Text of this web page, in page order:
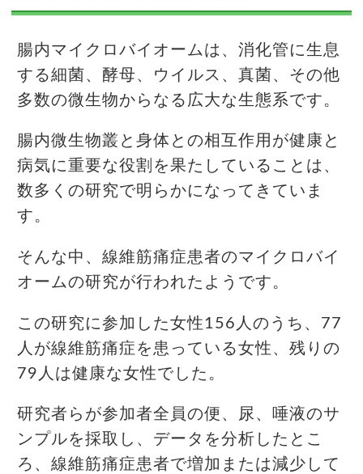
腸内マイクロバイオームは、消化管に生息
する細菌、酵母、ウイルス、真菌、その他
多数の微生物からなる広大な生態系です。
腸内微生物叢と身体との相互作用が健康と
病気に重要な役割を果たしていることは、
数多くの研究で明らかになってきていま
す。
そんな中、線維筋痛症患者のマイクロバイ
オームの研究が行われたようです。
この研究に参加した女性156人のうち、77
人が線維筋痛症を患っている女性、残りの
79人は健康な女性でした。
研究者らが参加者全員の便、尿、唾液のサ
ンプルを採取し、データを分析したとこ
ろ、線維筋痛症患者で増加または減少して